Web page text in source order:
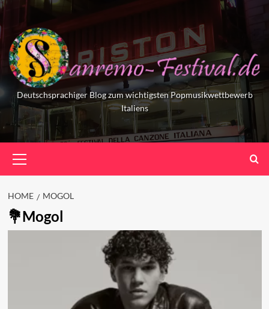
Skip
to
content
Deutschsprachiger Blog zum wichtigsten Popmusikwettbewerb
Italiens
Menu
HOME MOGOL
Mogol